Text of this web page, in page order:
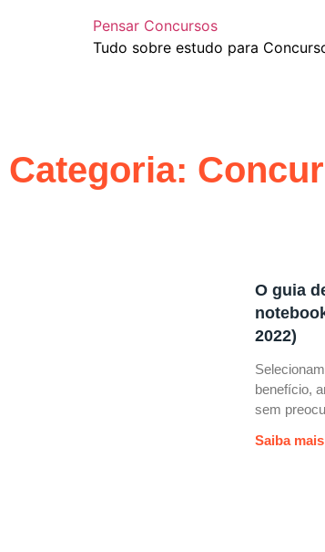
Pensar Concursos
Tudo sobre estudo para
Categoria:
O guia
2022)
benefício,
sem
Saiba mais